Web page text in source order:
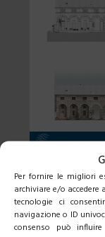
Per fornire le migliori
archiviare e/o
tecnologie ci
navigazione o ID
consenso può